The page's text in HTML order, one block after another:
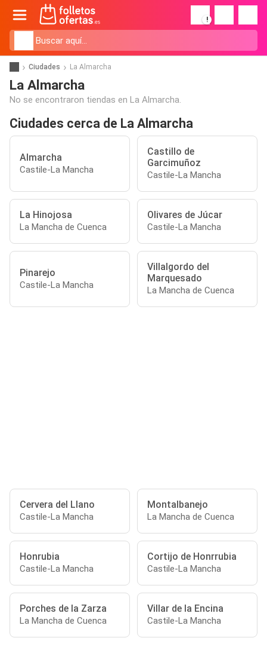
!
Ciudades La Almarcha
La Almarcha
No se encontraron tiendas en La Almarcha.
Ciudades cerca de La Almarcha
Almarcha
Castile-La Mancha
Castillo de
Garcimuñoz
Castile-La Mancha
La Hinojosa
La Mancha de Cuenca
Olivares de Júcar
Castile-La Mancha
Pinarejo
Castile-La Mancha
Villalgordo del
Marquesado
La Mancha de Cuenca
Cervera del Llano
Castile-La Mancha
Montalbanejo
La Mancha de Cuenca
Honrubia
Castile-La Mancha
Cortijo de Honrrubia
Castile-La Mancha
Porches de la Zarza
La Mancha de Cuenca
Villar de la Encina
Castile-La Mancha